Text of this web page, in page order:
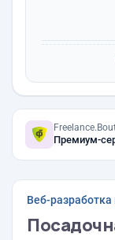
Премиум-
Веб-разработка